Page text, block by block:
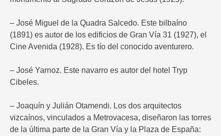
– José Miguel de la Quadra Salcedo. Este bilbaíno
(1891) es autor de los edificios de Gran Vía 31 (1927), el
Cine Avenida (1928). Es tío del conocido aventurero.
– José Yarnoz. Este navarro es autor del hotel Tryp
Cibeles.
– Joaquín y Julián Otamendi. Los dos arquitectos
vizcaínos, vinculados a Metrovacesa, diseñaron las torres
de la última parte de la Gran Vía y la Plaza de España: